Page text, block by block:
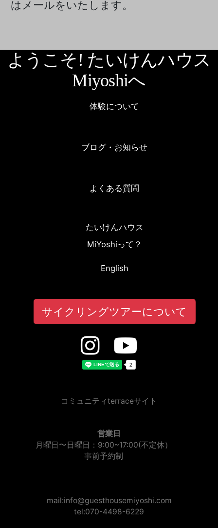
はメールをいたします。
ようこそ! たいけんハウス
Miyoshiへ
体験について
ブログ・お知らせ
よくある質問
たいけんハウス
MiYoshiって？
English
サイクリングツアーについて
コミュニティterraceサイト
営業日
月曜日〜日曜日：9:00~17:00(不定休）
事前予約制
mail:info@guesthousemiyoshi.com
tel:070-4498-6229